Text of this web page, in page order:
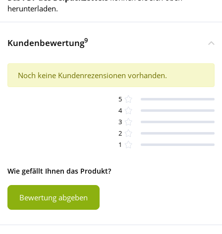
herunterladen.
Kundenbewertung9
Noch keine Kundenrezensionen vorhanden.
5
4
3
2
1
Wie gefällt Ihnen das Produkt?
Bewertung abgeben